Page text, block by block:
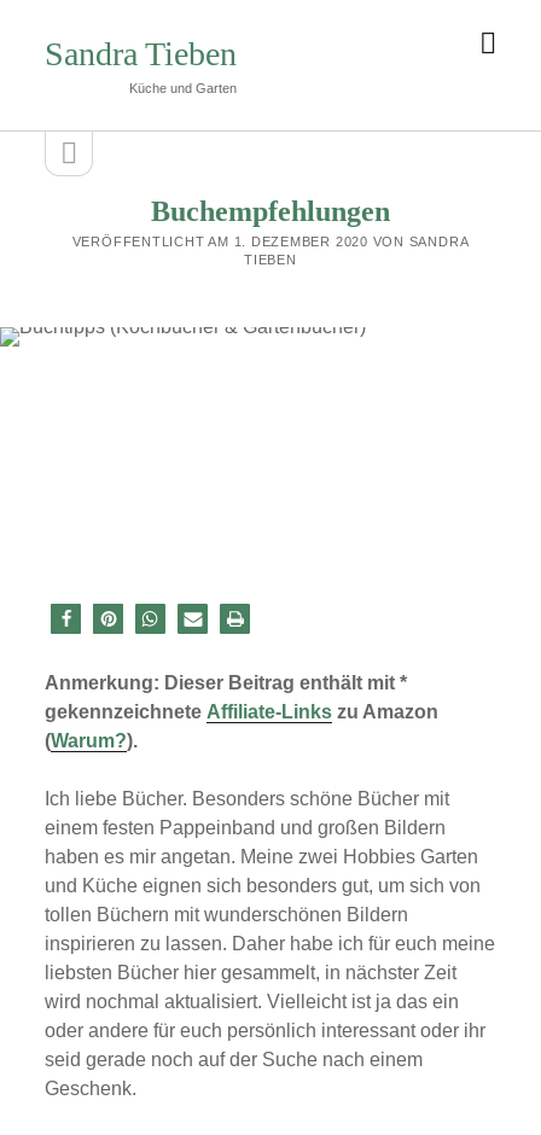
Sandra Tieben
Küche und Garten
Seitenleiste
Seitenleiste
öffnen
Buchempfehlungen
VERÖFFENTLICHT AM 1. DEZEMBER 2020 VON SANDRA
TIEBEN
Anmerkung: Dieser Beitrag enthält mit *
gekennzeichnete Affiliate-Links zu Amazon
(Warum?).
Ich liebe Bücher. Besonders schöne Bücher mit
einem festen Pappeinband und großen Bildern
haben es mir angetan. Meine zwei Hobbies Garten
und Küche eignen sich besonders gut, um sich von
tollen Büchern mit wunderschönen Bildern
inspirieren zu lassen. Daher habe ich für euch meine
liebsten Bücher hier gesammelt, in nächster Zeit
wird nochmal aktualisiert. Vielleicht ist ja das ein
oder andere für euch persönlich interessant oder ihr
seid gerade noch auf der Suche nach einem
Geschenk.